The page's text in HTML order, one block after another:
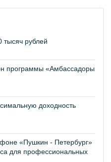
рублей
программы «Амбассадоры
доходность
«Пушкин - Петербург»
для профессиональных